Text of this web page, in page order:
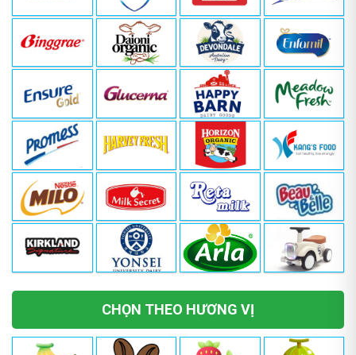
CHỌN THEO HƯƠNG VỊ